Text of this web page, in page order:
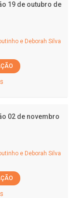
19 de outubro de
e Deborah Silva
02 de novembro
e Deborah Silva